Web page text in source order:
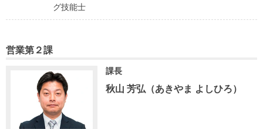
グ技能士
営業第２課
課長
秋山 芳弘（あきやま よしひろ）